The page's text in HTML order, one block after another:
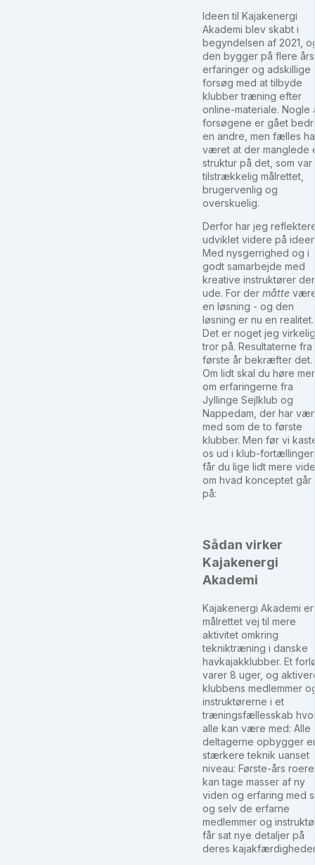
Ideen til Kajakenergi
Akademi blev skabt i
begyndelsen af 2021,
den bygger på flere års
erfaringer og adskillige
forsøg med at tilbyde
klubber træning efter
online-materiale. Nogle
forsøgene er gået
en andre, men fælles
været at der manglede
struktur på det, som var
tilstrækkelig målrettet,
brugervenlig og
overskuelig.
Derfor har jeg
udviklet videre på
Med nysgerrighed og i
godt samarbejde med
kreative instruktører der
ude. For der måtte
en løsning - og den
løsning er nu en realitet.
Det er noget jeg virkelig
tror på. Resultaterne fra
første år bekræfter det.
Om lidt skal du høre
om erfaringerne fra
Jyllinge Sejlklub og
Nappedam, der har
med som de to første
klubber. Men før vi
os ud i klub-
får du lige lidt mere
om hvad konceptet går
på:
Sådan virker
Kajakenergi
Akademi
Kajakenergi Akademi
målrettet vej til mere
aktivitet omkring
tekniktræning i danske
havkajakklubber. Et
varer 8 uger, og
klubbens medlemmer
instruktørerne i et
træningsfællesskab
alle kan være med: Alle
deltagerne opbygger
stærkere teknik uanset
niveau: Første-års
kan tage masser af ny
viden og erfaring med
og selv de erfarne
medlemmer og
får sat nye detaljer på
deres